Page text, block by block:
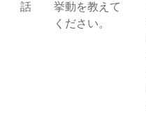
話
挙動を教えて
ください。